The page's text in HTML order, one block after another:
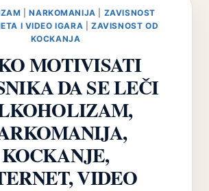
|NARKOMANIJA
ZAVISNOST
I VIDEO IGARA |ZAVISNOST OD
KOCKANJA
MOTIVISATI
DA SE LEČI
KOCKANJE,
VIDEO